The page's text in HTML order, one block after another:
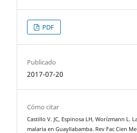
PDF
Publicado
2017-07-20
Cómo citar
Castillo V. JC, Espinosa LH, Worízmann L.
malaria en Guayllabamba. Rev Fac Cien